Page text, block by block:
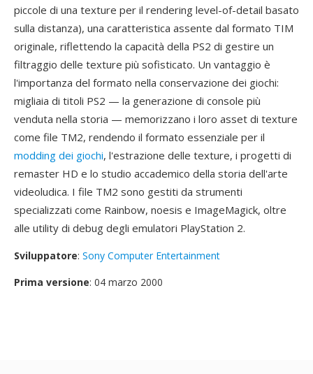
piccole di una texture per il rendering level-of-detail basato
sulla distanza), una caratteristica assente dal formato TIM
originale, riflettendo la capacità della PS2 di gestire un
filtraggio delle texture più sofisticato. Un vantaggio è
l'importanza del formato nella conservazione dei giochi:
migliaia di titoli PS2 — la generazione di console più
venduta nella storia — memorizzano i loro asset di texture
come file TM2, rendendo il formato essenziale per il
modding dei giochi, l'estrazione delle texture, i progetti di
remaster HD e lo studio accademico della storia dell'arte
videoludica. I file TM2 sono gestiti da strumenti
specializzati come Rainbow, noesis e ImageMagick, oltre
alle utility di debug degli emulatori PlayStation 2.
Sviluppatore: Sony Computer Entertainment
Prima versione: 04 marzo 2000